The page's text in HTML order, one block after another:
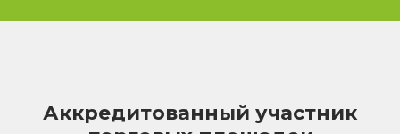
Аккредитованный участник